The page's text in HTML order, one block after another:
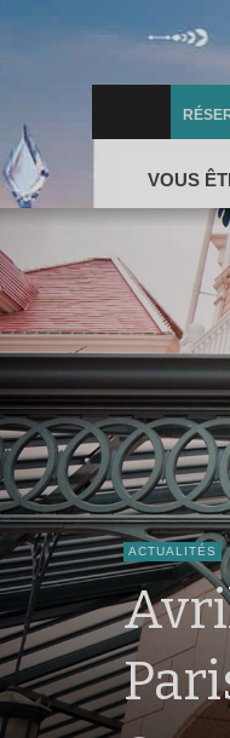
VOUS
ACTUALITÉS